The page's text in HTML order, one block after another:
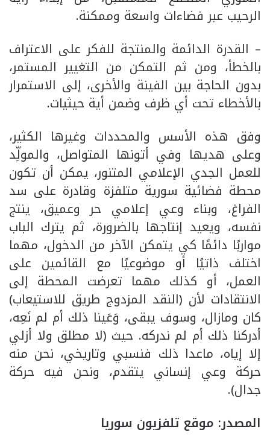
الرحيب عبر فضاءات واسعة وممكنة.
– القدرة الدائمة والمنتجة للفكر على الاعتراف
بالخطأ، ومن ثم التمكن من التغيير المستمر،
بدون الحاجة بين الفينة والأخرى، إلى الاستمرار
بالأخطاء تحت أي ظرف وضمن أية حيثيات.
وفق هذه الأسس والمحددات وغيرها الكثير،
وعلى هديها وفي أتونها المتواصل، والمولِّد
للعمل الجدي الإعلامي المتنور، يمكن أن تكون
محطة فضائية سورية متلفزة وقادرة على سد
الفراغ، وبناء وعي إعلامي حر وعميق، ينتج
نفسه، ويعيد إنتاجها بالضرورة، ثم يترك الباب
مواربًا دائمًا كي يتمكن الآخر من الدخول، مهما
اختلف ذاتيًا أو موضوعيًا مع القائمين على
العمل، أو كذلك مهما تعرضت المحطة إلى
الانتقادات لأن (النقد المزدوج طريق للاستيعاب)
كان ومازال، وسوف يبقى، وَعَينا ذلك أم لم نَعِه،
أدركنا ذلك أم لم ندركه. حيث (لا مطلق ولا أزلي
إلا إياه، ماعدا ذلك فنسبي وتاريخي، نحن منه
حركة وعي إنساني يتقدم، ونحن فيه حركة
جدال).
المصدر: موقع تلفزيون سوريا